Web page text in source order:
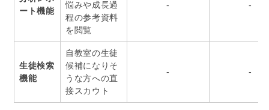
ート機能
悩みや成長過
程の参考資料
を閲覧
- -
生徒検索
機能
自教室の生徒
候補になりそ
うな方への直
接スカウト
- -